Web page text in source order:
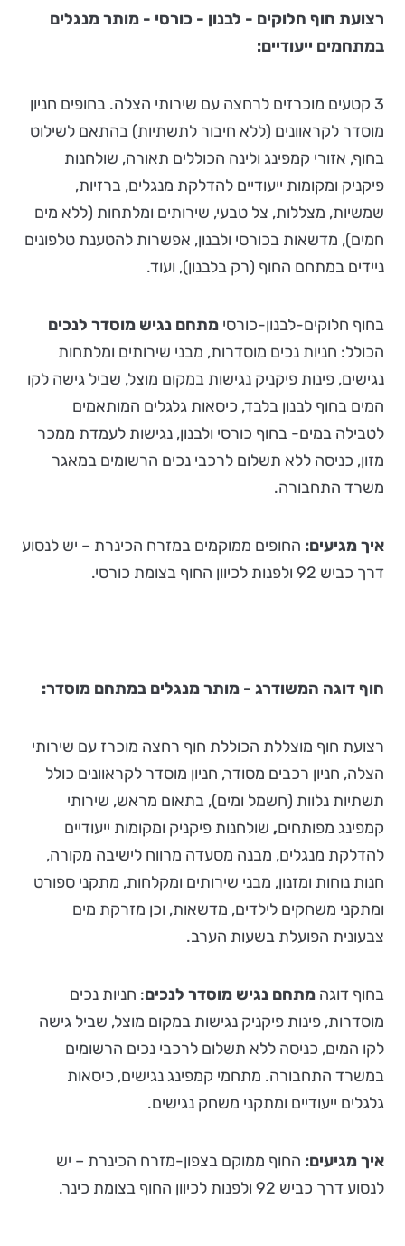
רצועת חוף חלוקים - לבנון - כורסי - מותר מנגלים
במתחמים ייעודיים:
3 קטעים מוכרזים לרחצה עם שירותי הצלה. בחופים חניון
מוסדר לקראוונים (ללא חיבור לתשתיות) בהתאם לשילוט
בחוף, אזורי קמפינג ולינה הכוללים תאורה, שולחנות
פיקניק ומקומות ייעודיים להדלקת מנגלים, ברזיות,
שמשיות, מצללות, צל טבעי, שירותים ומלתחות (ללא מים
חמים), מדשאות בכורסי ולבנון, אפשרות להטענת טלפונים
ניידים במתחם החוף (רק בלבנון), ועוד.
בחוף חלוקים-לבנון-כורסי מתחם נגיש מוסדר לנכים
הכולל: חניות נכים מוסדרות, מבני שירותים ומלתחות
נגישים, פינות פיקניק נגישות במקום מוצל, שביל גישה לקו
המים בחוף לבנון בלבד, כיסאות גלגלים המותאמים
לטבילה במים- בחוף כורסי ולבנון, נגישות לעמדת ממכר
מזון, כניסה ללא תשלום לרכבי נכים הרשומים במאגר
משרד התחבורה.
איך מגיעים: החופים ממוקמים במזרח הכינרת – יש לנסוע
דרך כביש 92 ולפנות לכיוון החוף בצומת כורסי.
חוף דוגה המשודרג - מותר מנגלים במתחם מוסדר:
רצועת חוף מוצללת הכוללת חוף רחצה מוכרז עם שירותי
הצלה, חניון רכבים מסודר, חניון מוסדר לקראוונים כולל
תשתיות נלוות (חשמל ומים), בתאום מראש, שירותי
קמפינג מפותחים, שולחנות פיקניק ומקומות ייעודיים
להדלקת מנגלים, מבנה מסעדה מרווח לישיבה מקורה,
חנות נוחות ומזנון, מבני שירותים ומקלחות, מתקני ספורט
ומתקני משחקים לילדים, מדשאות, וכן מזרקת מים
צבעונית הפועלת בשעות הערב.
בחוף דוגה מתחם נגיש מוסדר לנכים: חניות נכים
מוסדרות, פינות פיקניק נגישות במקום מוצל, שביל גישה
לקו המים, כניסה ללא תשלום לרכבי נכים הרשומים
במשרד התחבורה. מתחמי קמפינג נגישים, כיסאות
גלגלים ייעודיים ומתקני משחק נגישים.
איך מגיעים: החוף ממוקם בצפון-מזרח הכינרת – יש
לנסוע דרך כביש 92 ולפנות לכיוון החוף בצומת כינר.